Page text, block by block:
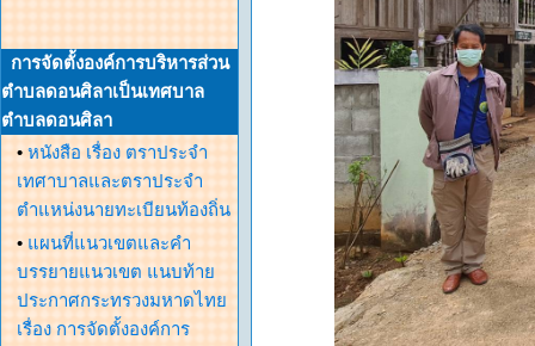
การจัดตั้งองค์การบริหารส่วน
ตำบลดอนศิลาเป็นเทศบาล
ตำบลดอนศิลา
• หนังสือ เรื่อง ตราประจำ
เทศาบาลและตราประจำ
ตำแหน่งนายทะเบียนท้องถิ่น
• แผนที่แนวเขตและคำ
บรรยายแนวเขต แนบท้าย
ประกาศกระทรวงมหาดไทย
เรื่อง การจัดตั้งองค์การ